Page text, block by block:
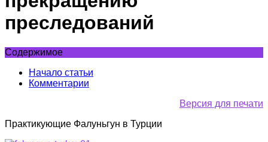
преследований
Содержимое
Начало статьи
Комментарии
Версия для печати
Практикующие Фалуньгун в Турции